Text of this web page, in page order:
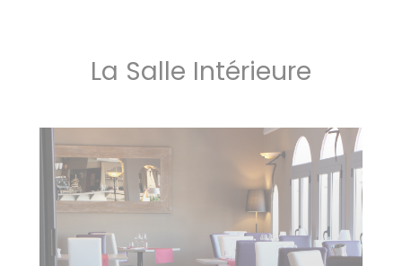
La Salle Intérieure